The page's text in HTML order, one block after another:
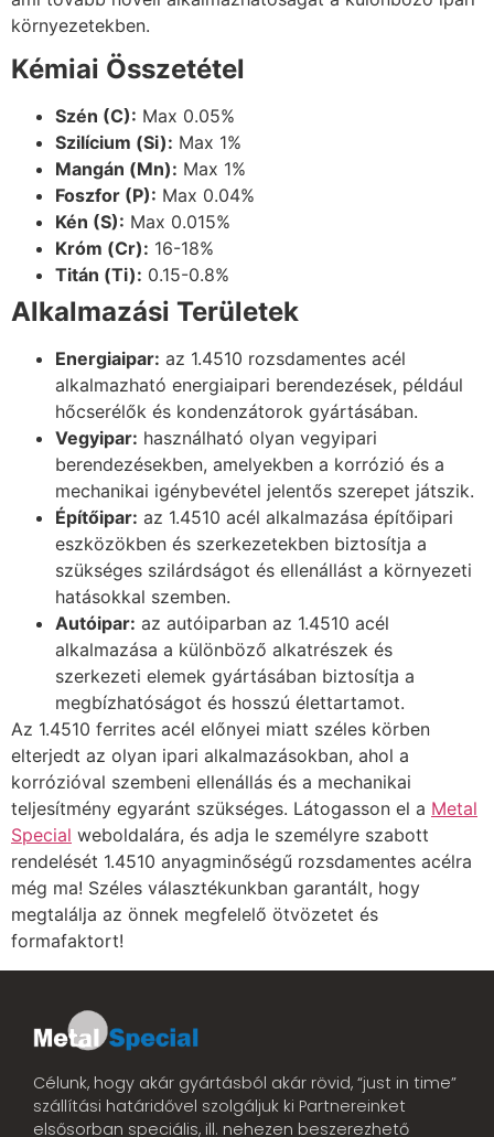
környezetekben.
Kémiai Összetétel
Szén (C): Max 0.05%
Szilícium (Si): Max 1%
Mangán (Mn): Max 1%
Foszfor (P): Max 0.04%
Kén (S): Max 0.015%
Króm (Cr): 16-18%
Titán (Ti): 0.15-0.8%
Alkalmazási Területek
Energiaipar: az 1.4510 rozsdamentes acél
alkalmazható energiaipari berendezések, például
hőcserélők és kondenzátorok gyártásában.
Vegyipar: használható olyan vegyipari
berendezésekben, amelyekben a korrózió és a
mechanikai igénybevétel jelentős szerepet játszik.
Építőipar: az 1.4510 acél alkalmazása építőipari
eszközökben és szerkezetekben biztosítja a
szükséges szilárdságot és ellenállást a környezeti
hatásokkal szemben.
Autóipar: az autóiparban az 1.4510 acél
alkalmazása a különböző alkatrészek és
szerkezeti elemek gyártásában biztosítja a
megbízhatóságot és hosszú élettartamot.
Az 1.4510 ferrites acél előnyei miatt széles körben
elterjedt az olyan ipari alkalmazásokban, ahol a
korrózióval szembeni ellenállás és a mechanikai
teljesítmény egyaránt szükséges. Látogasson el a Metal
Special weboldalára, és adja le személyre szabott
rendelését 1.4510 anyagminőségű rozsdamentes acélra
még ma! Széles választékunkban garantált, hogy
megtalálja az önnek megfelelő ötvözetet és
formafaktort!
Célunk, hogy akár gyártásból akár rövid, “just in time”
szállítási határidővel szolgáljuk ki Partnereinket
elsősorban speciális, ill. nehezen beszerezhető